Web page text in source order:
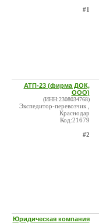
#1
АТП-23 (фирма ДОК,
ООО)
(ИНН:2308034768)
Экспедитор-перевозчик ,
Краснодар
Код:21679
#2
Юридическая компания